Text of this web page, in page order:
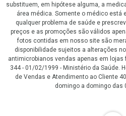
substituem, em hipótese alguma, a
área médica. Somente o médico está
qualquer problema de saúde e
preços e as promoções são válidos
fotos contidas em nosso site são
disponibilidade sujeitos a alterações
antimicrobianos vendas apenas em
344 - 01/02/1999 - Ministério da Saúde.
de Vendas e Atendimento ao Cliente
domingo a domingo das